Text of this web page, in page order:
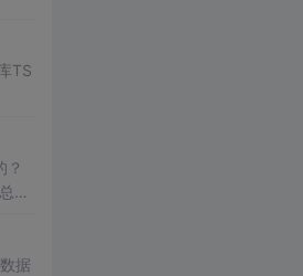
TS
？
结
据